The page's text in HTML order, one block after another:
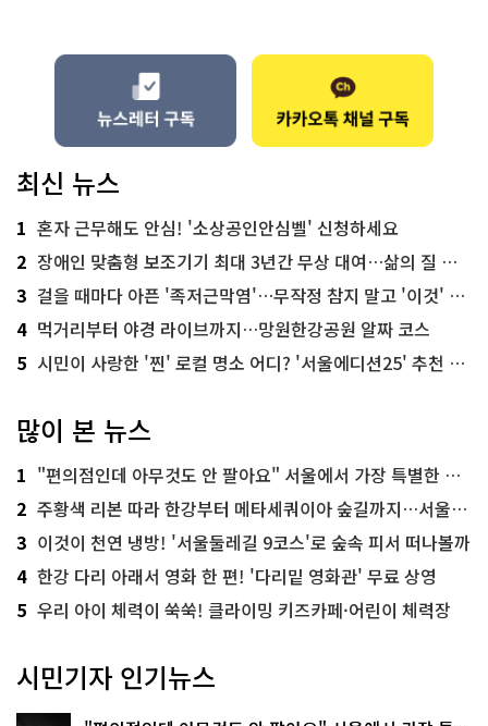
최신 뉴스
1 혼자 근무해도 안심! '소상공인안심벨' 신청하세요
2 장애인 맞춤형 보조기기 최대 3년간 무상 대여…삶의 질 높인다
3 걸을 때마다 아픈 '족저근막염'…무작정 참지 말고 '이것' 해보세요!
4 먹거리부터 야경 라이브까지…망원한강공원 알짜 코스
5 시민이 사랑한 '찐' 로컬 명소 어디? '서울에디션25' 추천 코스
많이 본 뉴스
1 "편의점인데 아무것도 안 팔아요" 서울에서 가장 특별한 편의점의 정체
2 주황색 리본 따라 한강부터 메타세쿼이아 숲길까지…서울둘레길 15코스
3 이것이 천연 냉방! '서울둘레길 9코스'로 숲속 피서 떠나볼까
4 한강 다리 아래서 영화 한 편! '다리밑 영화관' 무료 상영
5 우리 아이 체력이 쑥쑥! 클라이밍 키즈카페·어린이 체력장
시민기자 인기뉴스